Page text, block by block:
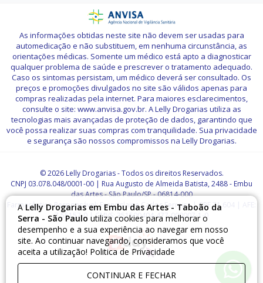
A Lelly Drogarias em Embu das Artes - Taboão da
Serra - São Paulo utiliza cookies para melhorar o
desempenho e a sua experiência ao navegar em nosso
site. Ao continuar navegando, consideramos que você
aceita a utilização! Politica de Privacidade
CONTINUAR E FECHAR
As informações obtidas neste site não devem ser usadas para
automedicação e não substituem, em nenhuma circunstância, as
orientações médicas. Somente um médico está apto a diagnosticar
qualquer problema de saúde e prescrever o tratamento adequado.
Caso os sintomas persistam, um médico deverá ser consultado. Os
preços e promoções divulgados no site são válidos apenas para
compras realizadas pela internet. Para maiores esclarecimentos,
consulte o site: www.anvisa.gov.br. A Lelly Drogarias utiliza as
tecnologias mais avançadas de proteção de dados, garantindo que
você possa realizar suas compras com tranquilidade. Sua privacidade
e segurança são nossos compromissos na Lelly Drogarias.
© 2026 Lelly Drogarias - Todos os direitos Reservados.
CNPJ 03.078.048/0001-00 | Rua Augusto de Almeida Batista, 2488 - Embu
das Artes - São Paulo/SP - 06814-000
Farmacêutico Responsável: Francislaine Carlos Ferreira | CRF 71.604 | AFE:
7.55157-0 | CMVS: 351500404-477-000007-1-0